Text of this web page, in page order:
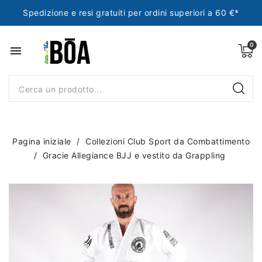
Spedizione e resi gratuiti per ordini superiori a 60 €*
menu
Pagina iniziale
Collezioni Club Sport da Combattimento
Gracie Allegiance BJJ e vestito da Grappling